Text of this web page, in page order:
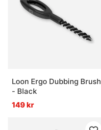
Loon Ergo Dubbing Brush
- Black
149 kr